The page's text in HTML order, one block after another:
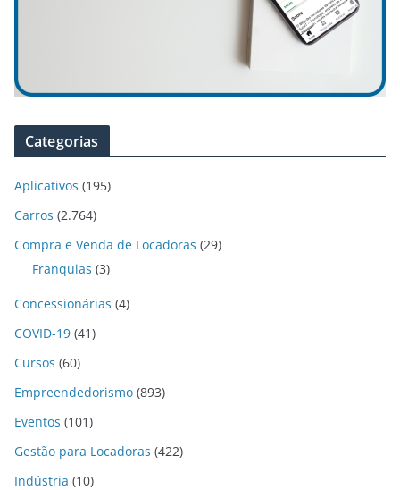
Categorias
Aplicativos (195)
Carros (2.764)
Compra e Venda de Locadoras (29)
Franquias (3)
Concessionárias (4)
COVID-19 (41)
Cursos (60)
Empreendedorismo (893)
Eventos (101)
Gestão para Locadoras (422)
Indústria (10)